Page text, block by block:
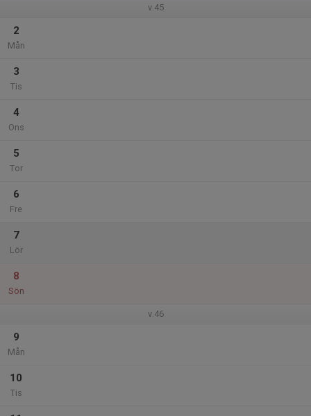
v.45
2
Mån
3
Tis
4
Ons
5
Tor
6
Fre
7
Lör
8
Sön
v.46
9
Mån
10
Tis